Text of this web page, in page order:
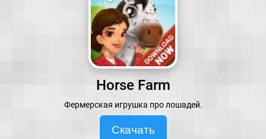
Horse Farm
Фермерская игрушка про лошадей.
Скачать